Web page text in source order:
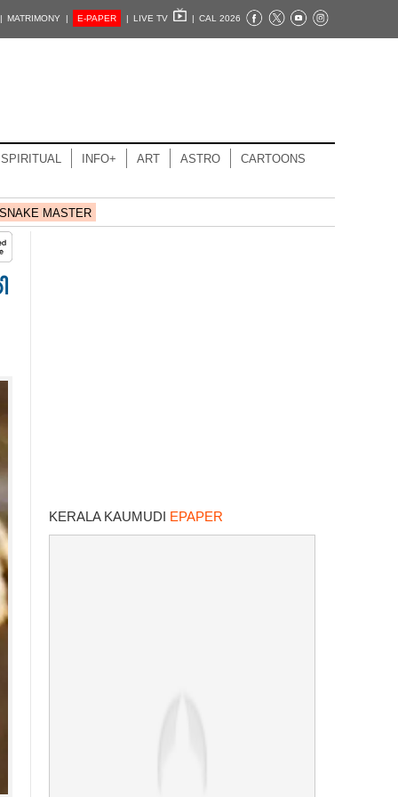
| MATRIMONY | E-PAPER | LIVE TV | CAL 2026
SPIRITUAL INFO+ ART ASTRO CARTOONS
SNAKE MASTER
KERALA KAUMUDI EPAPER